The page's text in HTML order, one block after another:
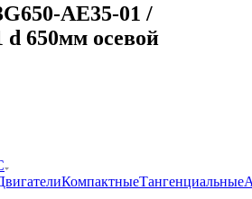
AE35-01 /
d 650мм осевой
КомпактныеТангенциальные